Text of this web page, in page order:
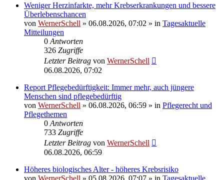
Weniger Herzinfarkte, mehr Krebserkrankungen und bessere
Überlebenschancen
von WernerSchell » 06.08.2026, 07:02 » in Tagesaktuelle
Mitteilungen
0 Antworten
326 Zugriffe
Letzter Beitrag von WernerSchell
06.08.2026, 07:02
Report Pflegebedürftigkeit: Immer mehr, auch jüngere
Menschen sind pflegebedürftig
von WernerSchell » 06.08.2026, 06:59 » in Pflegerecht und
Pflegethemen
0 Antworten
733 Zugriffe
Letzter Beitrag von WernerSchell
06.08.2026, 06:59
Höheres biologisches Alter - höheres Krebsrisiko
von WernerSchell » 05.08.2026, 07:07 » in Tagesaktuelle